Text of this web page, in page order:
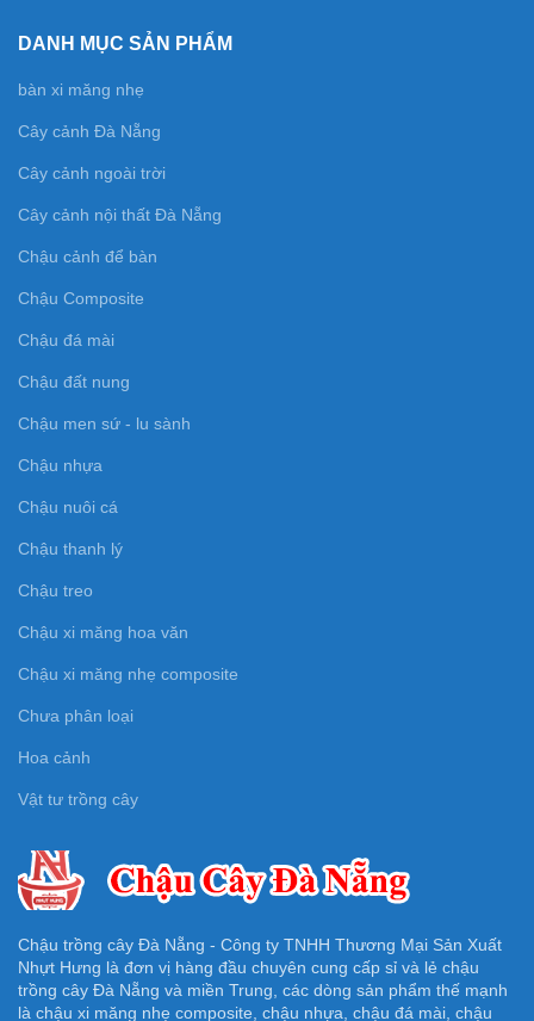
DANH MỤC SẢN PHẨM
bàn xi măng nhẹ
Cây cảnh Đà Nẵng
Cây cảnh ngoài trời
Cây cảnh nội thất Đà Nẵng
Chậu cảnh để bàn
Chậu Composite
Chậu đá mài
Chậu đất nung
Chậu men sứ - lu sành
Chậu nhựa
Chậu nuôi cá
Chậu thanh lý
Chậu treo
Chậu xi măng hoa văn
Chậu xi măng nhẹ composite
Chưa phân loại
Hoa cảnh
Vật tư trồng cây
Chậu trồng cây Đà Nẵng - Công ty TNHH Thương Mại Sản Xuất
Nhựt Hưng là đơn vị hàng đầu chuyên cung cấp sỉ và lẻ chậu
trồng cây Đà Nẵng và miền Trung, các dòng sản phẩm thế mạnh
là chậu xi măng nhẹ composite, chậu nhựa, chậu đá mài, chậu